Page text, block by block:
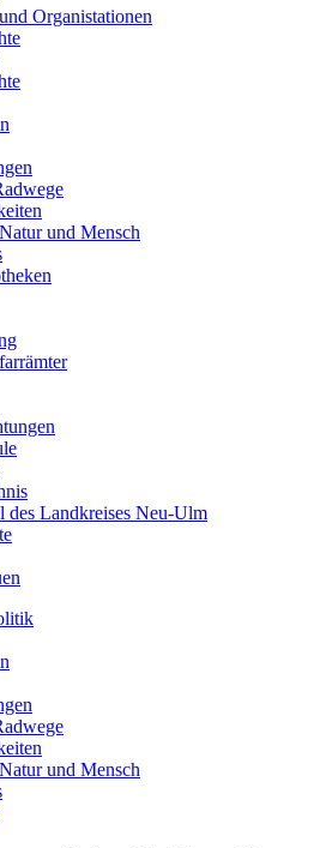
Organistationen
und Mensch
des Landkreises Neu-Ulm
und Mensch